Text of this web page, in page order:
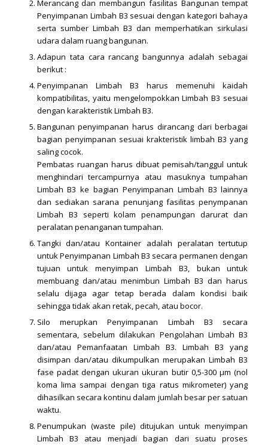
Merancang dan membangun fasilitas Bangunan tempat
Penyimpanan Limbah B3 sesuai dengan kategori bahaya
serta sumber Limbah B3 dan memperhatikan sirkulasi
udara dalam ruang bangunan.
Adapun tata cara rancang bangunnya adalah sebagai
berikut :
Penyimpanan Limbah B3 harus memenuhi kaidah
kompatibilitas, yaitu mengelompokkan Limbah B3 sesuai
dengan karakteristik Limbah B3.
Bangunan penyimpanan harus dirancang dari berbagai
bagian penyimpanan sesuai krakteristik limbah B3 yang
saling cocok.
Pembatas ruangan harus dibuat pemisah/tanggul untuk
menghindari tercampurnya atau masuknya tumpahan
Limbah B3 ke bagian Penyimpanan Limbah B3 lainnya
dan sediakan sarana penunjang fasilitas penympanan
Limbah B3 seperti kolam penampungan darurat dan
peralatan penanganan tumpahan.
Tangki dan/atau Kontainer adalah peralatan tertutup
untuk Penyimpanan Limbah B3 secara permanen dengan
tujuan untuk menyimpan Limbah B3, bukan untuk
membuang dan/atau menimbun Limbah B3 dan harus
selalu dijaga agar tetap berada dalam kondisi baik
sehingga tidak akan retak, pecah, atau bocor.
Silo merupkan Penyimpanan Limbah B3 secara
sementara, sebelum dilakukan Pengolahan Limbah B3
dan/atau Pemanfaatan Limbah B3. Limbah B3 yang
disimpan dan/atau dikumpulkan merupakan Limbah B3
fase padat dengan ukuran ukuran butir 0,5-300 μm (nol
koma lima sampai dengan tiga ratus mikrometer) yang
dihasilkan secara kontinu dalam jumlah besar per satuan
waktu.
Penumpukan (waste pile) ditujukan untuk menyimpan
Limbah B3 atau menjadi bagian dari suatu proses